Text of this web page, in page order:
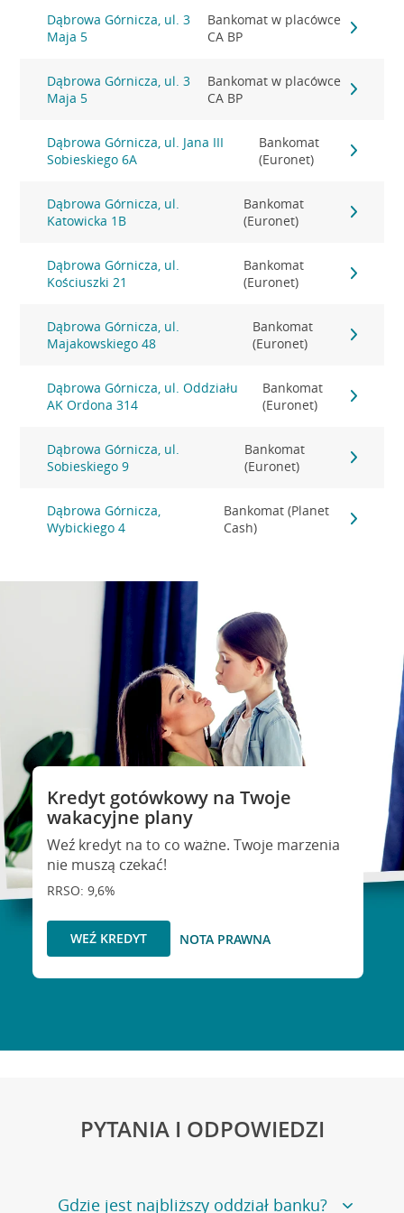
Dąbrowa Górnicza, ul. 3
Maja 5
Bankomat w placówce
CA BP
Dąbrowa Górnicza, ul. 3
Maja 5
Bankomat w placówce
CA BP
Dąbrowa Górnicza, ul. Jana III
Sobieskiego 6A
Bankomat
(Euronet)
Dąbrowa Górnicza, ul.
Katowicka 1B
Bankomat
(Euronet)
Dąbrowa Górnicza, ul.
Kościuszki 21
Bankomat
(Euronet)
Dąbrowa Górnicza, ul.
Majakowskiego 48
Bankomat
(Euronet)
Dąbrowa Górnicza, ul. Oddziału
AK Ordona 314
Bankomat
(Euronet)
Dąbrowa Górnicza, ul.
Sobieskiego 9
Bankomat
(Euronet)
Dąbrowa Górnicza,
Wybickiego 4
Bankomat (Planet
Cash)
Kredyt gotówkowy na Twoje
wakacyjne plany
Weź kredyt na to co ważne. Twoje marzenia
nie muszą czekać!
RRSO: 9,6%
WEŹ KREDYT NOTA PRAWNA
PYTANIA I ODPOWIEDZI
Gdzie jest najbliższy oddział banku?